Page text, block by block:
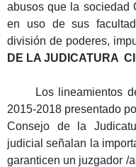
abusos que la sociedad
en uso de sus
división de poderes,
DE LA JUDICATURA
Los lineamientos
2015-2018 presentado
Consejo de la
judicial señalan la
garanticen un juzgador /